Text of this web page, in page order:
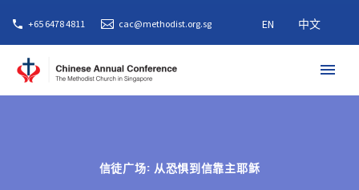
+65 6478 4811 cac@methodist.org.sg EN 中文
信徒广场: 从恐惧到信靠主耶稣